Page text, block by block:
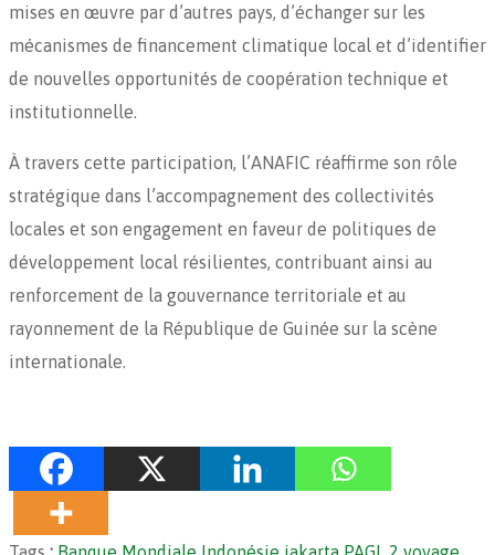
mises en œuvre par d’autres pays, d’échanger sur les
mécanismes de financement climatique local et d’identifier
de nouvelles opportunités de coopération technique et
institutionnelle.
À travers cette participation, l’ANAFIC réaffirme son rôle
stratégique dans l’accompagnement des collectivités
locales et son engagement en faveur de politiques de
développement local résilientes, contribuant ainsi au
renforcement de la gouvernance territoriale et au
rayonnement de la République de Guinée sur la scène
internationale.